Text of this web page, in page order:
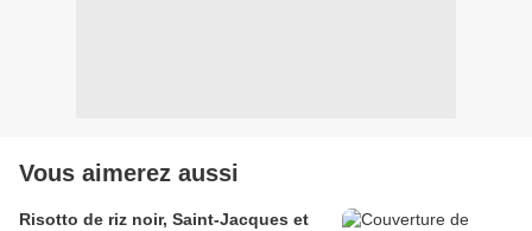
Vous aimerez aussi
Risotto de riz noir, Saint-Jacques et